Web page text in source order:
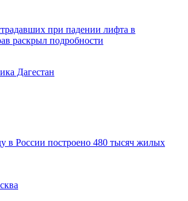
при падении лифта в
раскрыл подробности
Дагестан
в России построено 480 тысяч жилых